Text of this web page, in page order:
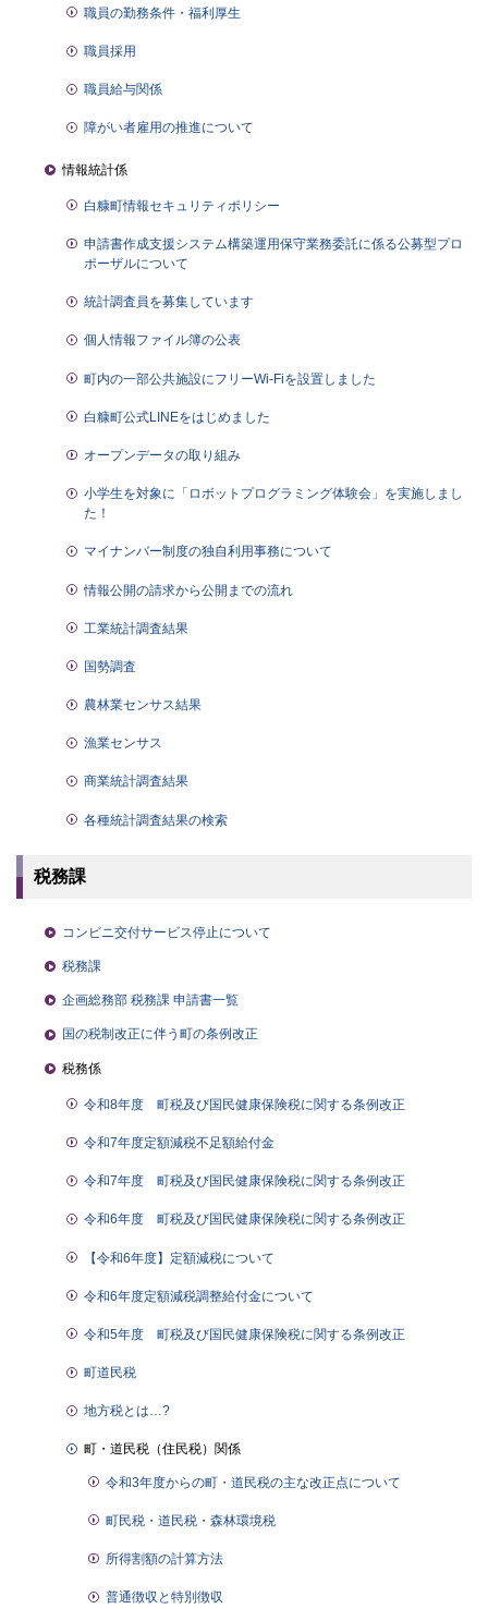
職員の勤務条件・福利厚生
職員採用
職員給与関係
障がい者雇用の推進について
情報統計係
白糠町情報セキュリティポリシー
申請書作成支援システム構築運用保守業務委託に係る公募型プロ
ポーザルについて
統計調査員を募集しています
個人情報ファイル簿の公表
町内の一部公共施設にフリーWi-Fiを設置しました
白糠町公式LINEをはじめました
オープンデータの取り組み
小学生を対象に「ロボットプログラミング体験会」を実施しまし
た！
マイナンバー制度の独自利用事務について
情報公開の請求から公開までの流れ
工業統計調査結果
国勢調査
農林業センサス結果
漁業センサス
商業統計調査結果
各種統計調査結果の検索
税務課
コンビニ交付サービス停止について
税務課
企画総務部 税務課 申請書一覧
国の税制改正に伴う町の条例改正
税務係
令和8年度 町税及び国民健康保険税に関する条例改正
令和7年度定額減税不足額給付金
令和7年度 町税及び国民健康保険税に関する条例改正
令和6年度 町税及び国民健康保険税に関する条例改正
【令和6年度】定額減税について
令和6年度定額減税調整給付金について
令和5年度 町税及び国民健康保険税に関する条例改正
町道民税
地方税とは…?
町・道民税（住民税）関係
令和3年度からの町・道民税の主な改正点について
町民税・道民税・森林環境税
所得割額の計算方法
普通徴収と特別徴収